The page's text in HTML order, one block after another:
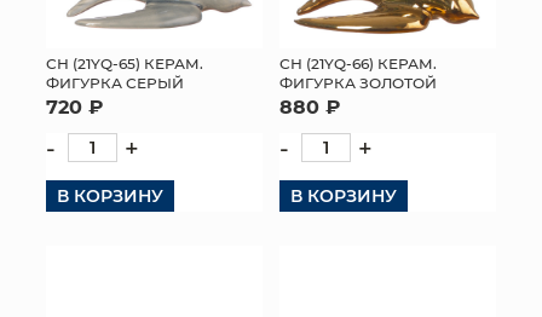
СН (21YQ-65) КЕРАМ.
ФИГУРКА СЕРЫЙ
720 ₽
- +
В КОРЗИНУ
СН (21YQ-66) КЕРАМ.
ФИГУРКА ЗОЛОТОЙ
880 ₽
- +
В КОРЗИНУ